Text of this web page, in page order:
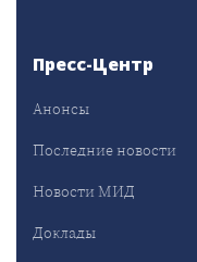
Пресс-Центр
Анонсы
Последние новости
Новости МИД
Доклады